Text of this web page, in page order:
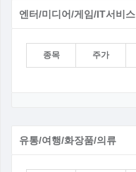
엔터/미디어/게임/IT서비스
종목 주가
유통/여행/화장품/의류